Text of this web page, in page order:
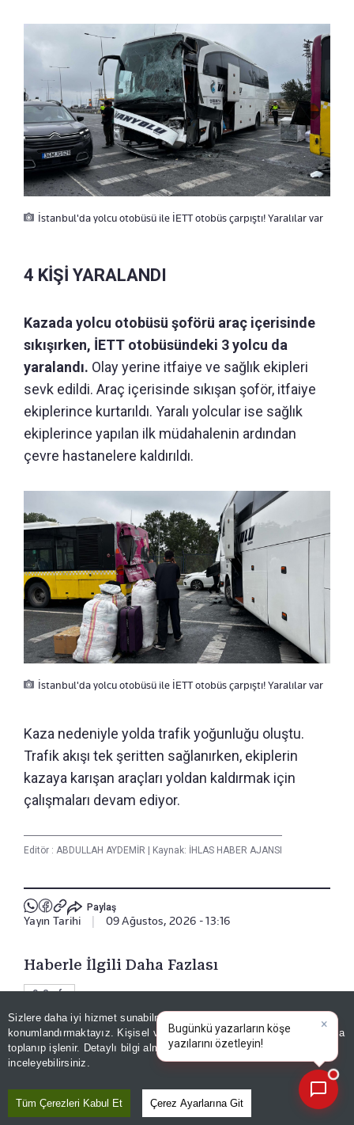
Sizlere daha iyi hizmet sunabilmek adına sitemizde
konumlandırmaktayız. Kişisel verileriniz, KVKK ve GDPR kapsamında
toplanıp işlenir. Detaylı bilgi almak içinAydınlatma Metnimizi
inceleyebilirsiniz.
Tüm Çerezleri Kabul Et Çerez Ayarlarına Git
İstanbul'da yolcu otobüsü ile İETT otobüs çarpıştı! Yaralılar var
4 KİŞİ YARALANDI
Kazada yolcu otobüsü şoförü araç içerisinde
sıkışırken, İETT otobüsündeki 3 yolcu da
yaralandı. Olay yerine itfaiye ve sağlık ekipleri
sevk edildi. Araç içerisinde sıkışan şoför, itfaiye
ekiplerince kurtarıldı. Yaralı yolcular ise sağlık
ekiplerince yapılan ilk müdahalenin ardından
çevre hastanelere kaldırıldı.
İstanbul'da yolcu otobüsü ile İETT otobüs çarpıştı! Yaralılar var
Kaza nedeniyle yolda trafik yoğunluğu oluştu.
Trafik akışı tek şeritten sağlanırken, ekiplerin
kazaya karışan araçları yoldan kaldırmak için
çalışmaları devam ediyor.
Editör : ABDULLAH AYDEMİR Kaynak: İHLAS HABER AJANSI
Paylaş
Yayın Tarihi 09 Ağustos, 2026 - 13:16
Haberle İlgili Daha Fazlası
3. Sayfa
Bizi Takip Edin
Bugün|